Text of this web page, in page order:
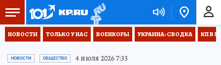
НОВОСТИ ТОЛЬКО У НАС ВОЕНКОРЫ УКРАИНА: СВОДКА КП В
НОВОСТИ ОБЩЕСТВО 4 июля 2026 7:33